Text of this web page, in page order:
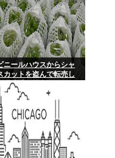
ニールハウスからシャ
カットを盗んで転売し
職逮捕！被害100万円ほ